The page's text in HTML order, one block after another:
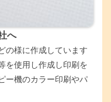
へ
の様に作成しています
を使用し作成し印刷を
ー機のカラー印刷やパ